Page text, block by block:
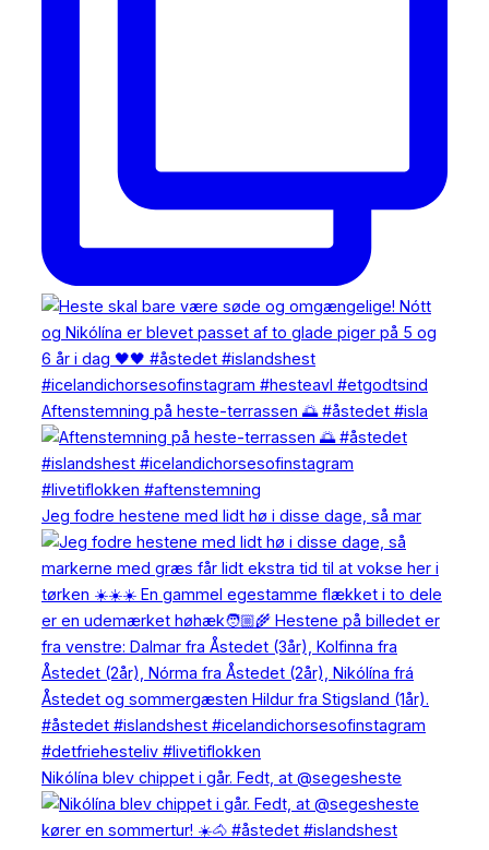
Aftenstemning på heste-terrassen 🌅 #åstedet #isla
Jeg fodre hestene med lidt hø i disse dage, så mar
Nikólína blev chippet i går. Fedt, at @segesheste